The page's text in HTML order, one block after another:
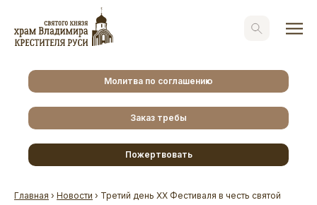
Молитва по соглашению
Заказ требы
Пожертвовать
Главная › Новости › Третий день ХХ Фестиваля в честь святой